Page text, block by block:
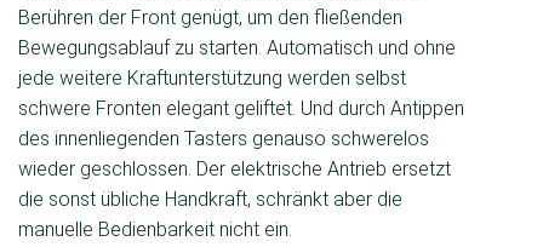
Berühren der Front genügt, um den fließenden
Bewegungsablauf zu starten. Automatisch und ohne
jede weitere Kraftunterstützung werden selbst
schwere Fronten elegant geliftet. Und durch Antippen
des innenliegenden Tasters genauso schwerelos
wieder geschlossen. Der elektrische Antrieb ersetzt
die sonst übliche Handkraft, schränkt aber die
manuelle Bedienbarkeit nicht ein.